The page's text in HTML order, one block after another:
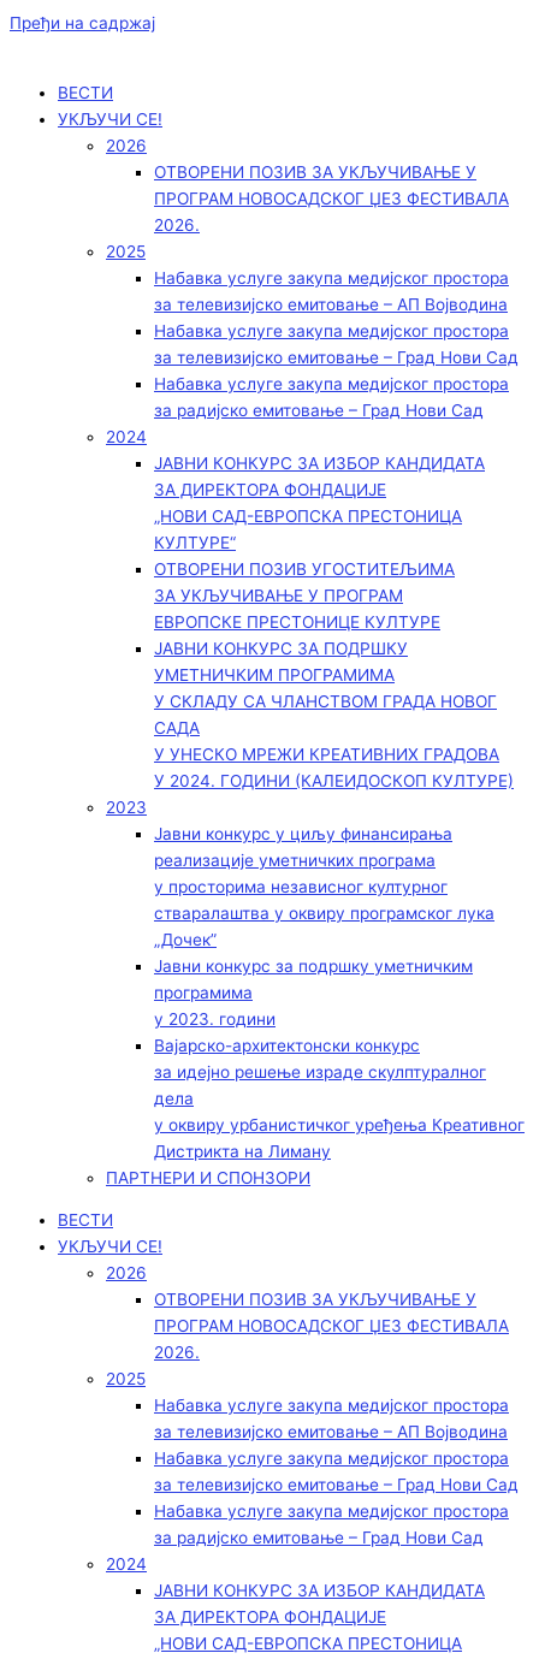
Пређи на садржај
ВЕСТИ
УКЉУЧИ СЕ!
2026
ОТВОРЕНИ ПОЗИВ ЗА УКЉУЧИВАЊЕ У
ПРОГРАМ НОВОСАДСКОГ ЏЕЗ ФЕСТИВАЛА
2026.
2025
Набавка услуге закупа медијског простора
за телевизијско емитовање – АП Војводинa
Набавка услуге закупа медијског простора
за телевизијско емитовање – Град Нови Сад
Набавка услуге закупа медијског простора
за радијско емитовање – Град Нови Сад
2024
ЈАВНИ КОНКУРС ЗА ИЗБОР КАНДИДАТА
ЗА ДИРЕКТОРА ФОНДАЦИЈЕ
„НОВИ САД-ЕВРОПСКА ПРЕСТОНИЦА
КУЛТУРЕ“
ОТВОРЕНИ ПОЗИВ УГОСТИТЕЉИМА
ЗА УКЉУЧИВАЊЕ У ПРОГРАМ
ЕВРОПСКЕ ПРЕСТОНИЦЕ КУЛТУРЕ
ЈАВНИ КОНКУРС ЗА ПОДРШКУ
УМЕТНИЧКИМ ПРОГРАМИМА
У СКЛАДУ СА ЧЛАНСТВОМ ГРАДА НОВОГ
САДА
У УНЕСКО МРЕЖИ КРЕАТИВНИХ ГРАДОВА
У 2024. ГОДИНИ (КАЛЕИДОСКОП КУЛТУРЕ)
2023
Јавни конкурс у циљу финансирања
реализације уметничких програма
у просторима независног културног
стваралаштва у оквиру програмског лука
„Дочек”
Јавни конкурс за подршку уметничким
програмима
у 2023. години
Вајарско-архитектонски конкурс
за идејно решење израде скулптуралног
дела
у оквиру урбанистичког уређења Креативног
Дистрикта на Лиману
ПАРТНЕРИ И СПОНЗОРИ
ВЕСТИ
УКЉУЧИ СЕ!
2026
ОТВОРЕНИ ПОЗИВ ЗА УКЉУЧИВАЊЕ У
ПРОГРАМ НОВОСАДСКОГ ЏЕЗ ФЕСТИВАЛА
2026.
2025
Набавка услуге закупа медијског простора
за телевизијско емитовање – АП Војводинa
Набавка услуге закупа медијског простора
за телевизијско емитовање – Град Нови Сад
Набавка услуге закупа медијског простора
за радијско емитовање – Град Нови Сад
2024
ЈАВНИ КОНКУРС ЗА ИЗБОР КАНДИДАТА
ЗА ДИРЕКТОРА ФОНДАЦИЈЕ
„НОВИ САД-ЕВРОПСКА ПРЕСТОНИЦА